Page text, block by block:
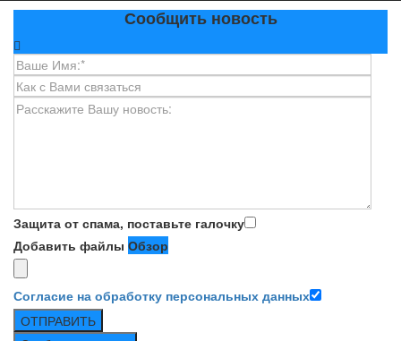
Сообщить новость
Защита от спама, поставьте галочку
Добавить файлы Обзор
Согласие на обработку персональных данных
ОТПРАВИТЬ